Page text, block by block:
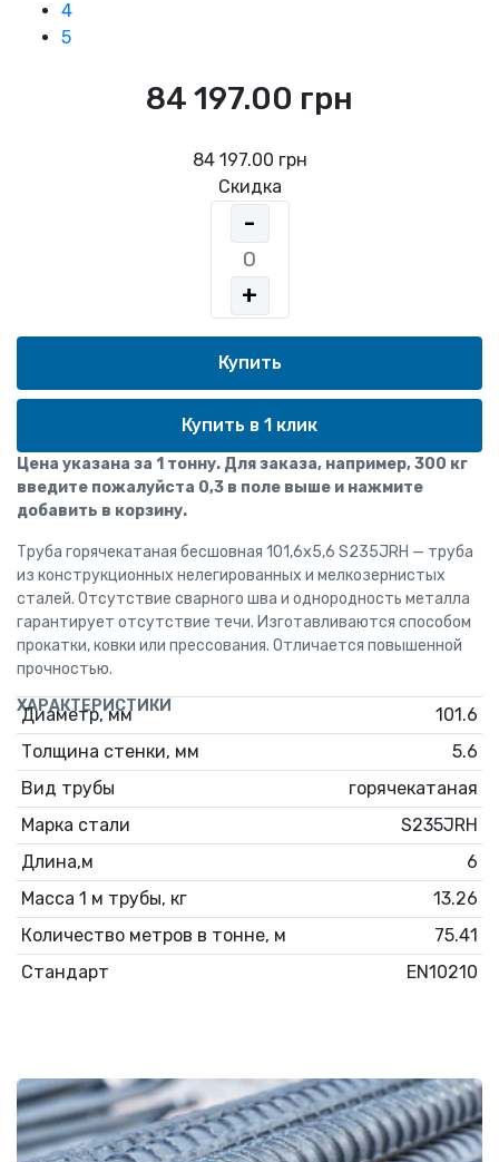
4
5
84 197.00 грн
84 197.00 грн
Скидка
-
+
Купить в 1 клик
Цена указана за 1 тонну. Для заказа, например, 300 кг
введите пожалуйста 0,3 в поле выше и нажмите
добавить в корзину.
Труба горячекатаная бесшовная 101,6х5,6 S235JRH — труба
из конструкционных нелегированных и мелкозернистых
сталей. Отсутствие сварного шва и однородность металла
гарантирует отсутствие течи. Изготавливаются способом
прокатки, ковки или прессования. Отличается повышенной
прочностью.
ХАРАКТЕРИСТИКИ
Диаметр, мм
101.6
Толщина стенки, мм
5.6
Вид трубы
горячекатаная
Марка стали
S235JRH
Длина,м
6
Масса 1 м трубы, кг
13.26
Количество метров в тонне, м
75.41
Стандарт
EN10210